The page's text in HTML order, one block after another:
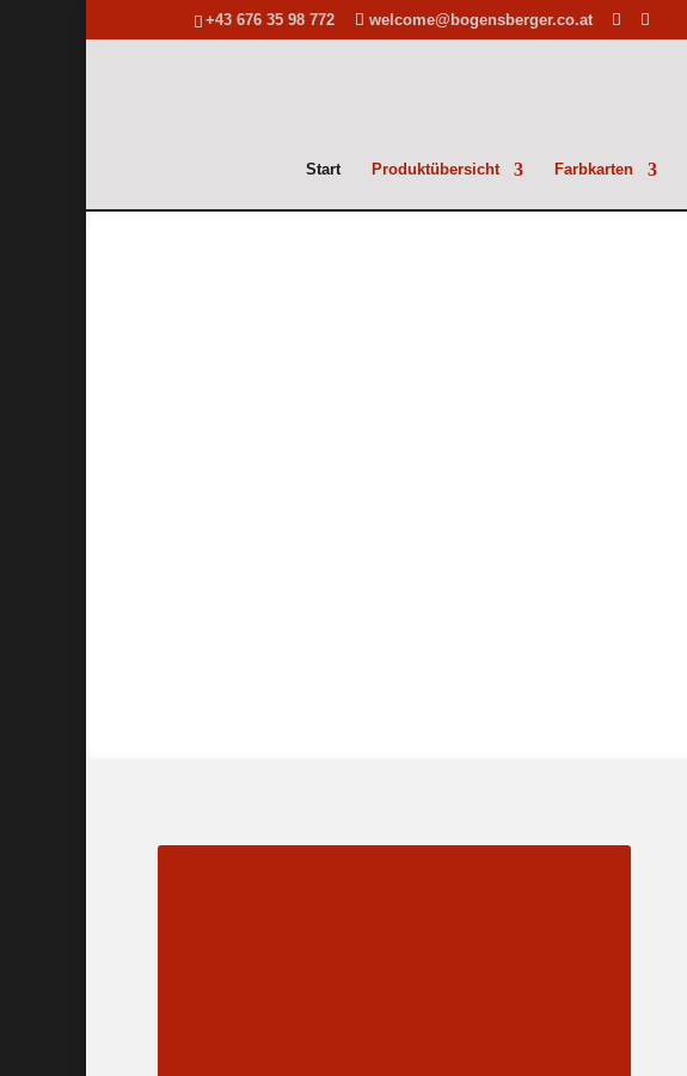
+43 676 35 98 772 welcome@bogensberger.co.at
Start Produktübersicht Farbkarten